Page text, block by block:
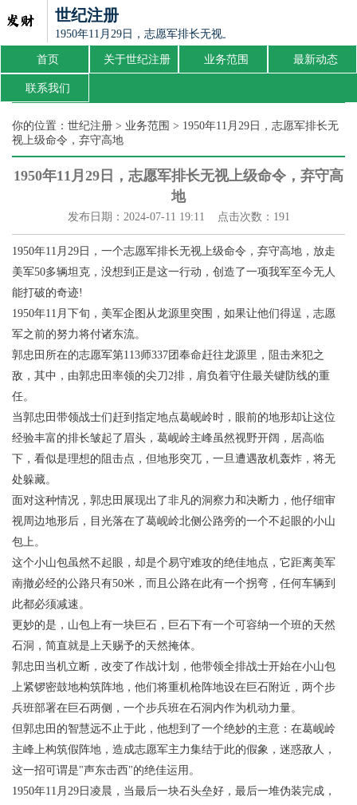
世纪注册
1950年11月29日，志愿军排长无视上级命令，弃守高地
首页 关于世纪注册 业务范围 最新动态
联系我们
你的位置： 世纪注册 > 业务范围 > 1950年11月29日，志愿军排长无
视上级命令，弃守高地
1950年11月29日，志愿军排长无视上级命令，弃守高
地
发布日期：2024-07-11 19:11 点击次数：191
1950年11月29日，一个志愿军排长无视上级命令，弃守高地，放走
美军50多辆坦克，没想到正是这一行动，创造了一项我军至今无人
能打破的奇迹!
1950年11月下旬，美军企图从龙源里突围，如果让他们得逞，志愿
军之前的努力将付诸东流。
郭忠田所在的志愿军第113师337团奉命赶往龙源里，阻击来犯之
敌，其中，由郭忠田率领的尖刀2排，肩负着守住最关键防线的重
任。
当郭忠田带领战士们赶到指定地点葛岘岭时，眼前的地形却让这位
经验丰富的排长皱起了眉头，葛岘岭主峰虽然视野开阔，居高临
下，看似是理想的阻击点，但地形突兀，一旦遭遇敌机轰炸，将无
处躲藏。
面对这种情况，郭忠田展现出了非凡的洞察力和决断力，他仔细审
视周边地形后，目光落在了葛岘岭北侧公路旁的一个不起眼的小山
包上。
这个小山包虽然不起眼，却是个易守难攻的绝佳地点，它距离美军
南撤必经的公路只有50米，而且公路在此有一个拐弯，任何车辆到
此都必须减速。
更妙的是，山包上有一块巨石，巨石下有一个可容纳一个班的天然
石洞，简直就是上天赐予的天然掩体。
郭忠田当机立断，改变了作战计划，他带领全排战士开始在小山包
上紧锣密鼓地构筑阵地，他们将重机枪阵地设在巨石附近，两个步
兵班部署在巨石两侧，一个步兵班在石洞内作为机动力量。
但郭忠田的智慧远不止于此，他想到了一个绝妙的主意：在葛岘岭
主峰上构筑假阵地，造成志愿军主力集结于此的假象，迷惑敌人，
这一招可谓是"声东击西"的绝佳运用。
1950年11月29日凌晨，当最后一块石头垒好，最后一堆伪装完成，